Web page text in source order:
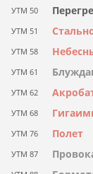
УТМ 50
УТМ 51
УТМ 58
УТМ 61
УТМ 62
УТМ 68
УТМ 76 Полет
УТМ 87